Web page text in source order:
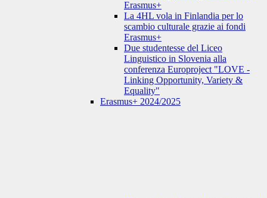
Erasmus+
La 4HL vola in Finlandia per lo
scambio culturale grazie ai fondi
Erasmus+
Due studentesse del Liceo
Linguistico in Slovenia alla
conferenza Europroject "LOVE -
Linking Opportunity, Variety &
Equality"
Erasmus+ 2024/2025